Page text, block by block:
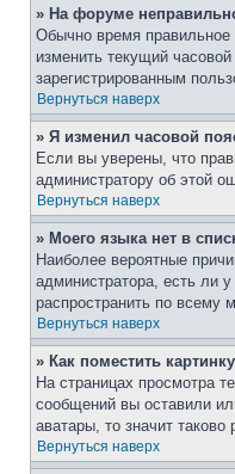
» На форуме
Обычно время
изменить текущий
зарегистрированным
Вернуться наверх
» Я изменил часовой
Если вы уверены, что
администратору об этой
Вернуться наверх
» Моего языка нет в
Наиболее вероятные
администратора, есть ли
распространить по всему
Вернуться наверх
» Как поместить
На страницах просмотра
сообщений вы оставили
аватары, то значит
Вернуться наверх